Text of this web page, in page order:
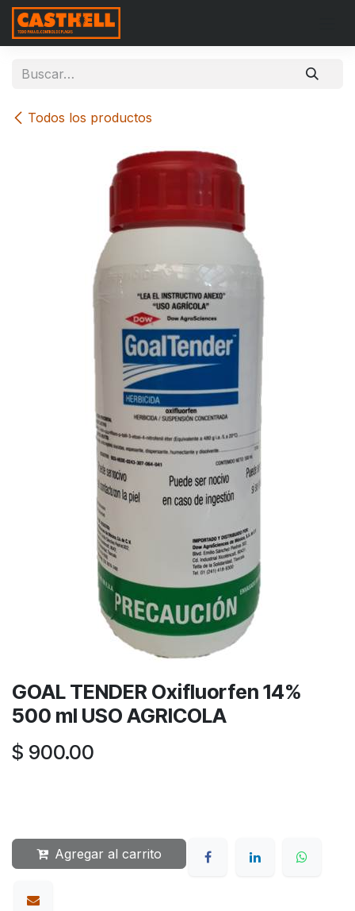
Ir al contenido
Todos los productos
GOAL TENDER Oxifluorfen 14%
500 ml USO AGRICOLA
$ 900.00
Agregar al carrito